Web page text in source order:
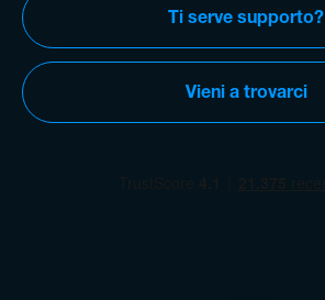
Ti serve supporto?
Vieni a trovarci